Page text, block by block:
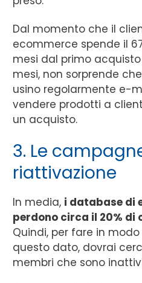
Dal momento che il
ecommerce spende il
mesi dal primo
mesi, non sorprende
usino regolarmente e-
vendere prodotti a
un acquisto.
3. Le
riattivazione
In media, i database di
perdono circa il 20%
Quindi, per fare in
questo dato, dovrai
membri che sono